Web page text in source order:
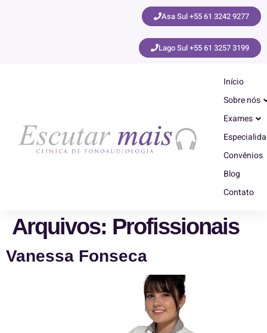
Asa Sul +55 61 3242 9277
Lago Sul +55 61 3257 3199
Início
Sobre nós
Exames
Convênios
Blog
Contato
Arquivos: Profissionais
Vanessa Fonseca